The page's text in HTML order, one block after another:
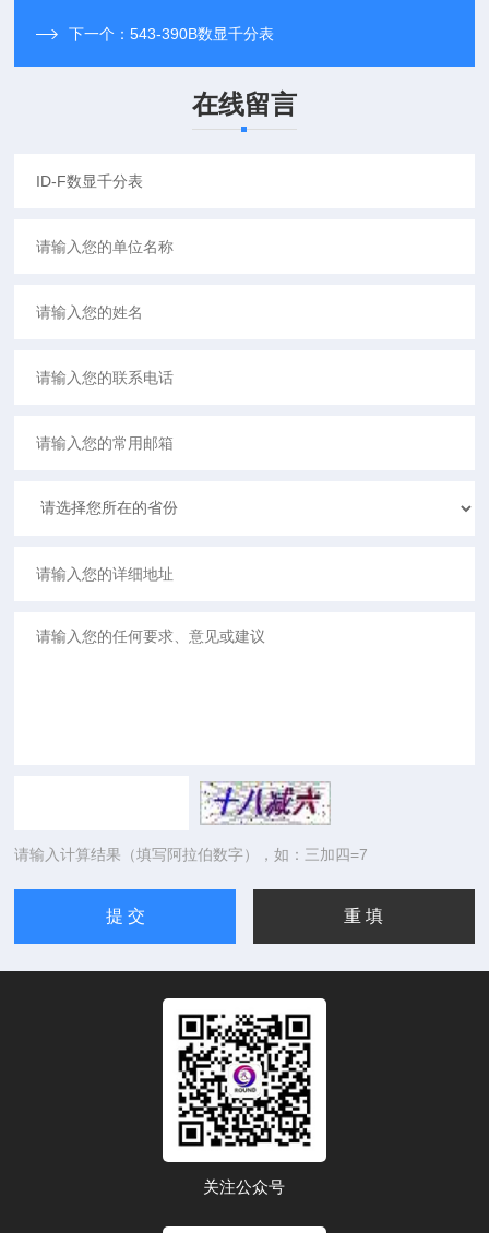
下一个：543-390B数显千分表
在线留言
请输入计算结果（填写阿拉伯数字），如：三加四=7
关注公众号